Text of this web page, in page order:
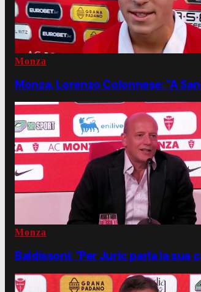
Monza
Monza, Lorenzo Colonnese: "A
Monza
Baldissoni: "Per Juric parla la sua